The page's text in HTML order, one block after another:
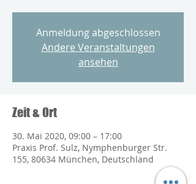
Anmeldung abgeschlossen
Andere Veranstaltungen
ansehen
Zeit & Ort
30. Mai 2020, 09:00 – 17:00
Praxis Prof. Sulz, Nymphenburger Str.
155, 80634 München, Deutschland